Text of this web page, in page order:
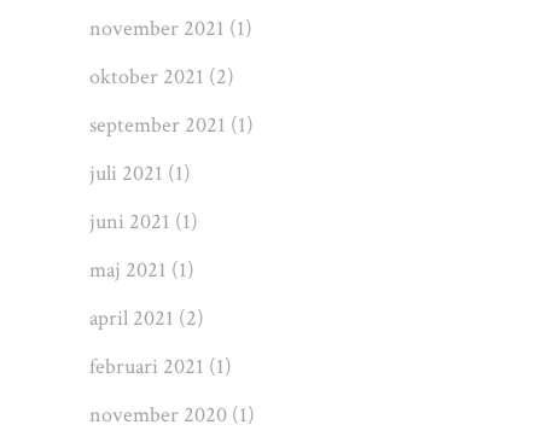
november 2021 (1)
oktober 2021 (2)
september 2021 (1)
juli 2021 (1)
juni 2021 (1)
maj 2021 (1)
april 2021 (2)
februari 2021 (1)
november 2020 (1)